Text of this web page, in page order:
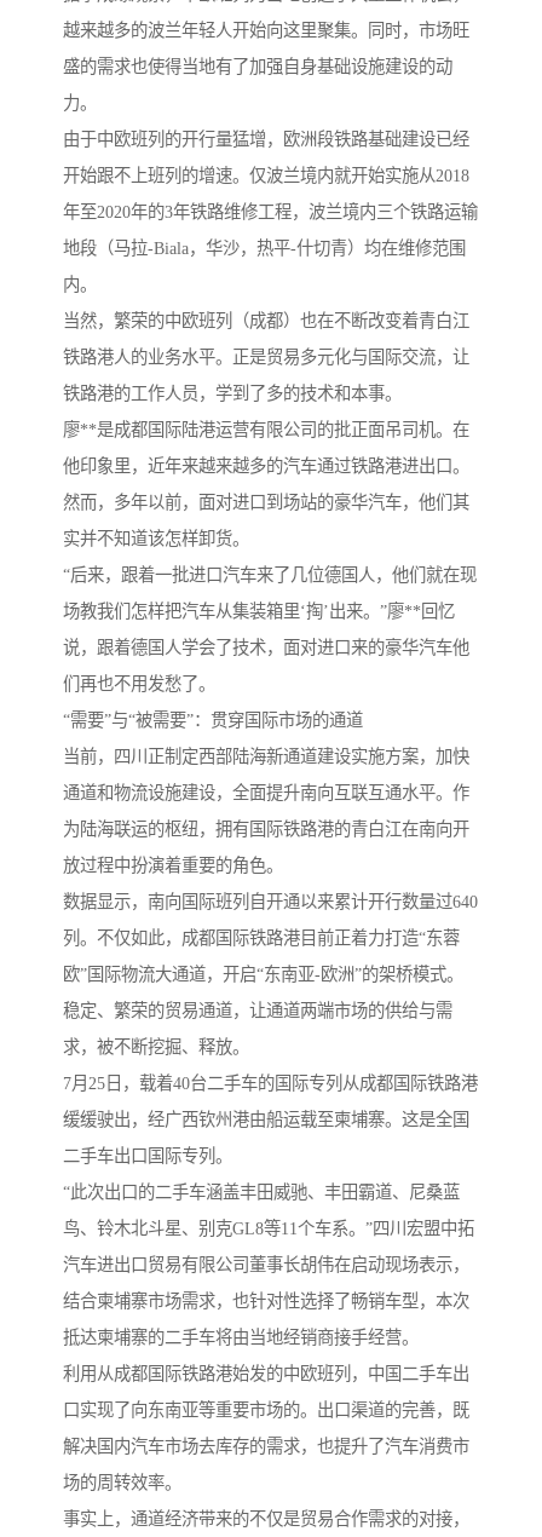
越来越多的波兰年轻人开始向这里聚集。同时，市场旺
盛的需求也使得当地有了加强自身基础设施建设的动
力。
由于中欧班列的开行量猛增，欧洲段铁路基础建设已经
开始跟不上班列的增速。仅波兰境内就开始实施从2018
年至2020年的3年铁路维修工程，波兰境内三个铁路运输
地段（马拉-Biala，华沙，热平-什切青）均在维修范围
内。
当然，繁荣的中欧班列（成都）也在不断改变着青白江
铁路港人的业务水平。正是贸易多元化与国际交流，让
铁路港的工作人员，学到了多的技术和本事。
廖**是成都国际陆港运营有限公司的批正面吊司机。在
他印象里，近年来越来越多的汽车通过铁路港进出口。
然而，多年以前，面对进口到场站的豪华汽车，他们其
实并不知道该怎样卸货。
“后来，跟着一批进口汽车来了几位德国人，他们就在现
场教我们怎样把汽车从集装箱里‘掏’出来。”廖**回忆
说，跟着德国人学会了技术，面对进口来的豪华汽车他
们再也不用发愁了。
“需要”与“被需要”：贯穿国际市场的通道
当前，四川正制定西部陆海新通道建设实施方案，加快
通道和物流设施建设，全面提升南向互联互通水平。作
为陆海联运的枢纽，拥有国际铁路港的青白江在南向开
放过程中扮演着重要的角色。
数据显示，南向国际班列自开通以来累计开行数量过640
列。不仅如此，成都国际铁路港目前正着力打造“东蓉
欧”国际物流大通道，开启“东南亚-欧洲”的架桥模式。
稳定、繁荣的贸易通道，让通道两端市场的供给与需
求，被不断挖掘、释放。
7月25日，载着40台二手车的国际专列从成都国际铁路港
缓缓驶出，经广西钦州港由船运载至柬埔寨。这是全国
二手车出口国际专列。
“此次出口的二手车涵盖丰田威驰、丰田霸道、尼桑蓝
鸟、铃木北斗星、别克GL8等11个车系。”四川宏盟中拓
汽车进出口贸易有限公司董事长胡伟在启动现场表示，
结合柬埔寨市场需求，也针对性选择了畅销车型，本次
抵达柬埔寨的二手车将由当地经销商接手经营。
利用从成都国际铁路港始发的中欧班列，中国二手车出
口实现了向东南亚等重要市场的。出口渠道的完善，既
解决国内汽车市场去库存的需求，也提升了汽车消费市
场的周转效率。
事实上，通道经济带来的不仅是贸易合作需求的对接，